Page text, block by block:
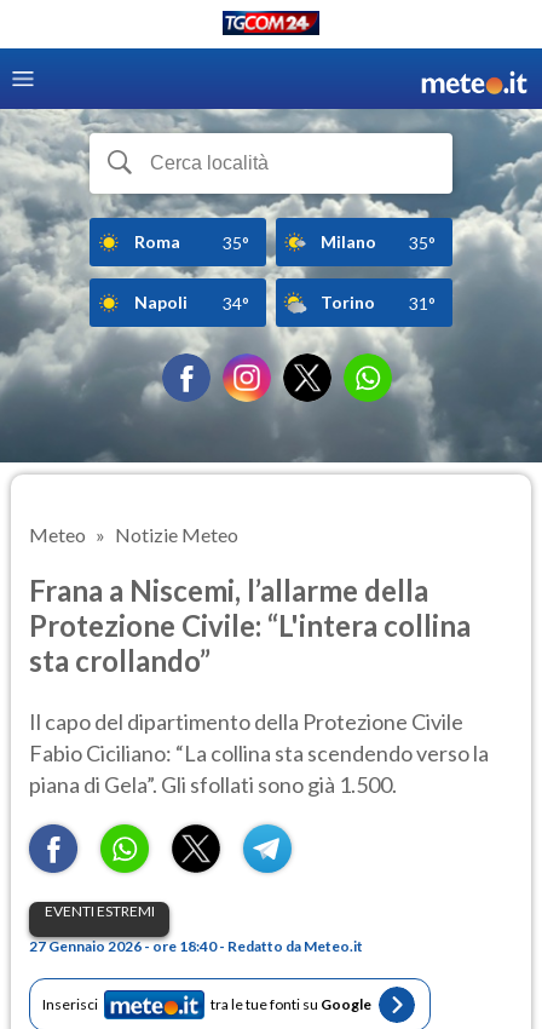
Roma 35° Milano 35°
Napoli 34° Torino 31°
Meteo Notizie Meteo
Frana a Niscemi, l’allarme della
Protezione Civile: “L'intera collina
sta crollando”
Il capo del dipartimento della Protezione Civile
Fabio Ciciliano: “La collina sta scendendo verso la
piana di Gela”. Gli sfollati sono già 1.500.
EVENTI ESTREMI
27 Gennaio 2026 - ore 18:40 - Redatto da Meteo.it
Inserisci tra le tue fonti su Google